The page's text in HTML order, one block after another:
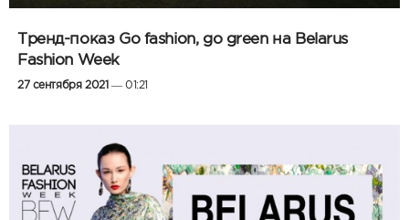
Тренд-показ Go fashion, go green на Belarus
Fashion Week
27 сентября 2021 — 01:21